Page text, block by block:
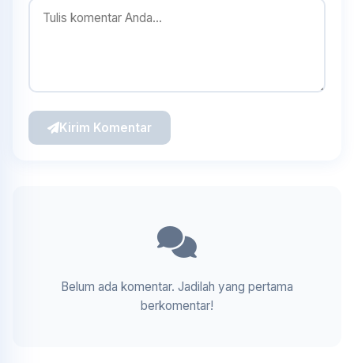
Kirim Komentar
Belum ada komentar. Jadilah yang pertama
berkomentar!